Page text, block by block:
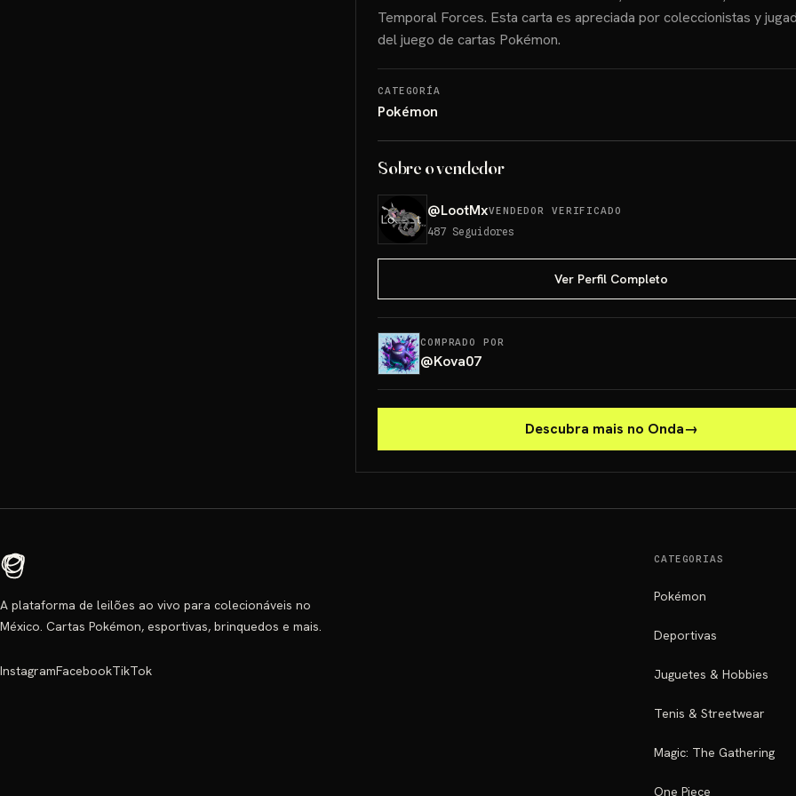
Temporal Forces. Esta carta es apreciada por coleccionistas y
del juego de cartas Pokémon.
CATEGORÍA
Pokémon
Sobre o vendedor
@LootMxVENDEDOR VERIFICADO
487 Seguidores
Ver Perfil Completo
COMPRADO POR
@Kova07
Descubra mais no Onda→
A plataforma de leilões ao vivo para colecionáveis no
México. Cartas Pokémon, esportivas, brinquedos e mais.
InstagramFacebookTikTok
CATEGORIAS
Pokémon
Deportivas
Juguetes & Hobbies
Tenis & Streetwear
Magic: The Gathering
One Piece